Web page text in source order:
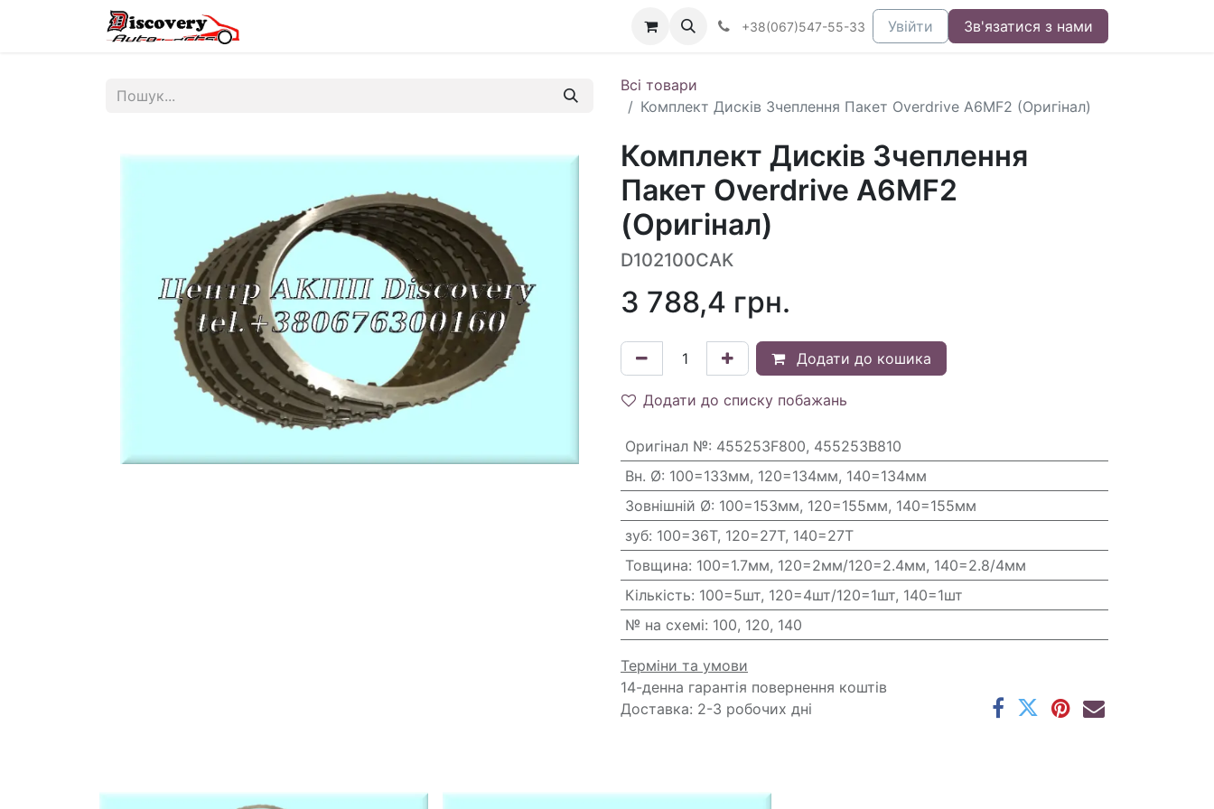
+38(067)547-55-33 Увійти Зв'язатися з нами
Всі товари
Комплект Дисків Зчеплення Пакет Overdrive A6MF2 (Оригінал)
Комплект Дисків Зчеплення
Пакет Overdrive A6MF2
(Оригінал)
D102100CAK
3 788,4 грн.
Додати до кошика
Додати до списку побажань
Оригінал №: 455253F800, 455253B810
Вн. Ø: 100=133мм, 120=134мм, 140=134мм
Зовнішній Ø: 100=153мм, 120=155мм, 140=155мм
зуб: 100=36T, 120=27T, 140=27T
Товщина: 100=1.7мм, 120=2мм/120=2.4мм, 140=2.8/4мм
Кількість: 100=5шт, 120=4шт/120=1шт, 140=1шт
№ на схемі: 100, 120, 140
Терміни та умови
14-денна гарантія повернення коштів
Доставка: 2-3 робочих дні